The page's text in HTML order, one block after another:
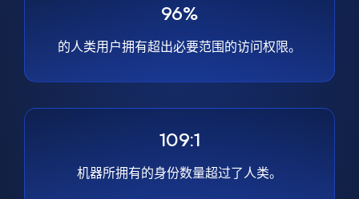
96%
的人类用户拥有超出必要范围的访问权限。
109:1
机器所拥有的身份数量超过了人类。